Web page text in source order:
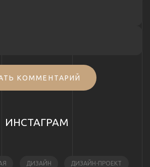
КОММЕНТАРИЙ
ИНСТАГРАМ
ДИЗАЙН ДИЗАЙН-ПРОЕКТ